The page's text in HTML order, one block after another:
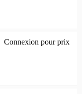
109
Connexion pour prix